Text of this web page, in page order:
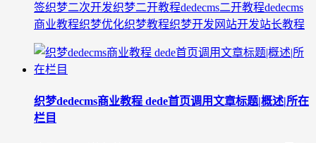
签织梦二次开发织梦二开教程dedecms二开教程dedecms
商业教程织梦优化织梦教程织梦开发 网站开发站长教程
织梦dedecms商业教程 dede首页调用文章标题|概述|所在
栏目